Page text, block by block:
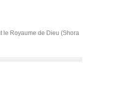
le Royaume de Dieu (Shora